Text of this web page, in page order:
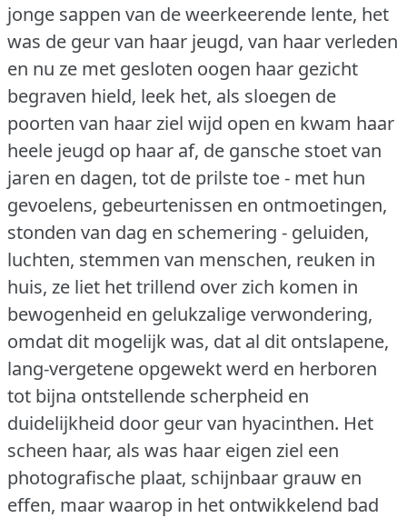
jonge sappen van de weerkeerende lente, het
was de geur van haar jeugd, van haar verleden
en nu ze met gesloten oogen haar gezicht
begraven hield, leek het, als sloegen de
poorten van haar ziel wijd open en kwam haar
heele jeugd op haar af, de gansche stoet van
jaren en dagen, tot de prilste toe - met hun
gevoelens, gebeurtenissen en ontmoetingen,
stonden van dag en schemering - geluiden,
luchten, stemmen van menschen, reuken in
huis, ze liet het trillend over zich komen in
bewogenheid en gelukzalige verwondering,
omdat dit mogelijk was, dat al dit ontslapene,
lang-vergetene opgewekt werd en herboren
tot bijna ontstellende scherpheid en
duidelijkheid door geur van hyacinthen. Het
scheen haar, als was haar eigen ziel een
photografische plaat, schijnbaar grauw en
effen, maar waarop in het ontwikkelend bad